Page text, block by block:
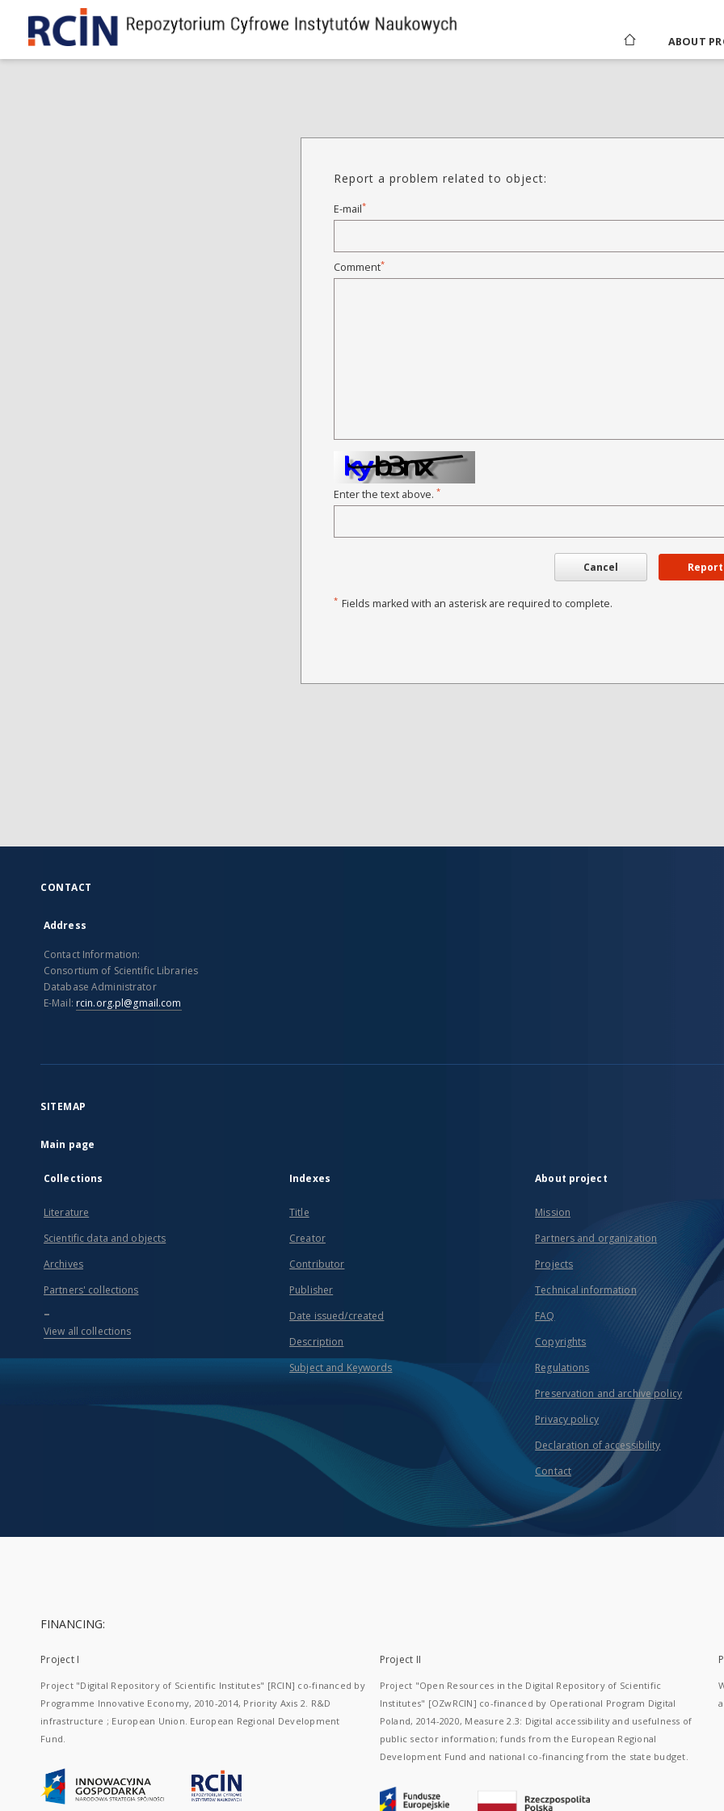
ABOUT
Report a problem related to object:
E-mail*
Comment*
Enter the text above. *
Cancel Report
* Fields marked with an asterisk are required to complete.
CONTACT
Address
Contact Information:
Consortium of Scientific Libraries
Database Administrator
E-Mail: rcin.org.pl@gmail.com
SITEMAP
Main page
Collections
Literature
Scientific data and objects
Archives
Partners' collections
...
View all collections
Indexes
Title
Creator
Contributor
Publisher
Date issued/created
Description
Subject and Keywords
About project
Mission
Partners and organization
Projects
Technical information
FAQ
Copyrights
Regulations
Preservation and archive policy
Privacy policy
Declaration of accessibility
Contact
FINANCING:
Project I
Project "Digital Repository of Scientific Institutes" [RCIN] co-financed by
Programme Innovative Economy, 2010-2014, Priority Axis 2. R&D
infrastructure ; European Union. European Regional Development
Fund.
Project II
Project "Open Resources in the Digital Repository of Scientific
Institutes" [OZwRCIN] co-financed by Operational Program Digital
Poland, 2014-2020, Measure 2.3: Digital accessibility and usefulness of
public sector information; funds from the European Regional
Development Fund and national co-financing from the state budget.